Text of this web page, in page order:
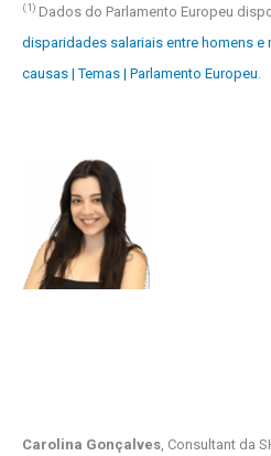
(1) Dados do Parlamento Europeu
disparidades salariais entre homens
causas | Temas | Parlamento Europeu
Carolina Gonçalves, Consultant da